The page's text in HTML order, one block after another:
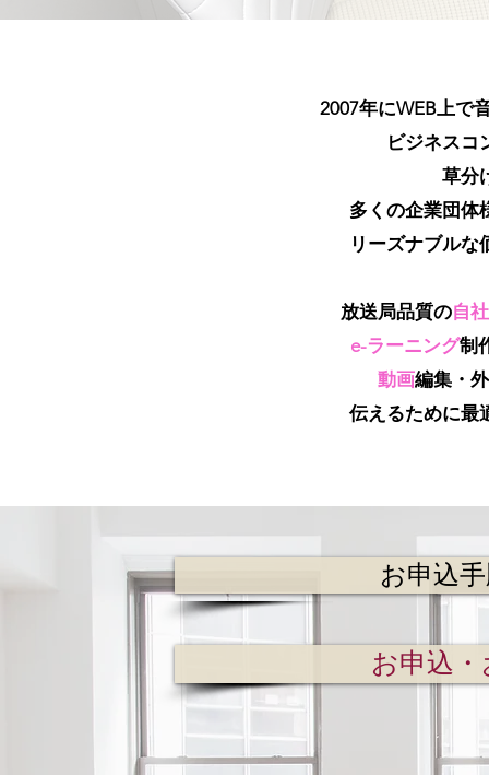
2007年にWEB上で
ビジネスコ
草分
多くの企業団体
リーズナブルな
放送局品質の自
e-ラーニング制
動画編集・
伝えるために最
お申込
お申込